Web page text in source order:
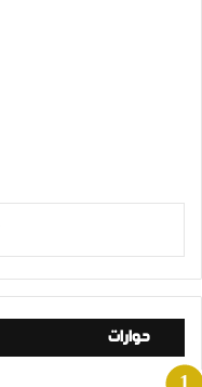
حوارات